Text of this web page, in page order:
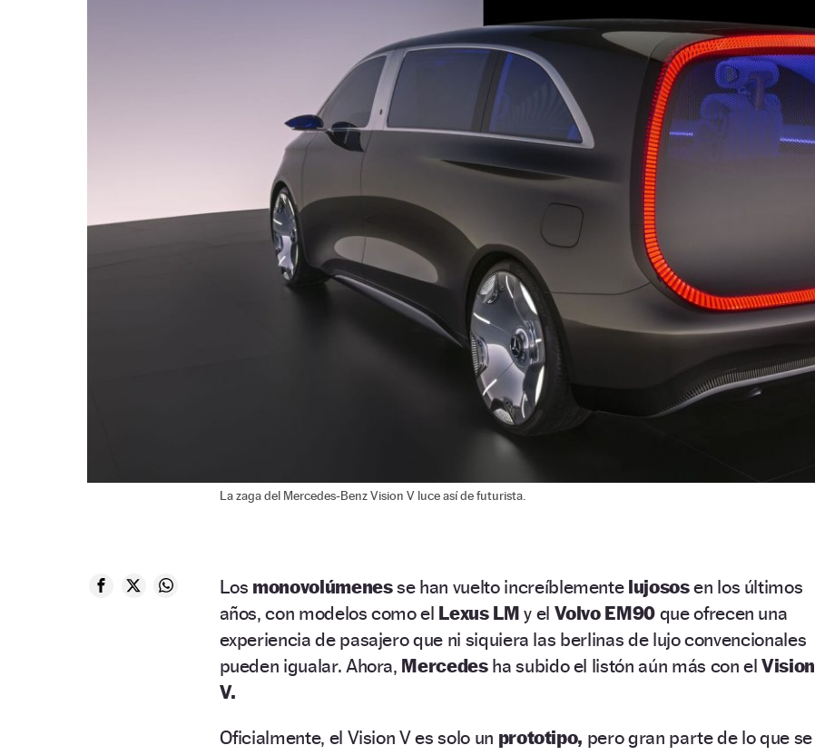
La zaga del Mercedes-Benz Vision V luce así de futurista.
Los monovolúmenesse han vuelto increíblemente lujososen los últimos
años, con modelos como el Lexus LM y el Volvo EM90 que ofrecen una
experiencia de pasajero que ni siquiera las berlinas de lujo convencionales
pueden igualar. Ahora, Mercedes ha subido el listón aún más con elVision
V.
Oficialmente, el Vision V es solo un prototipo, pero gran parte de lo que se